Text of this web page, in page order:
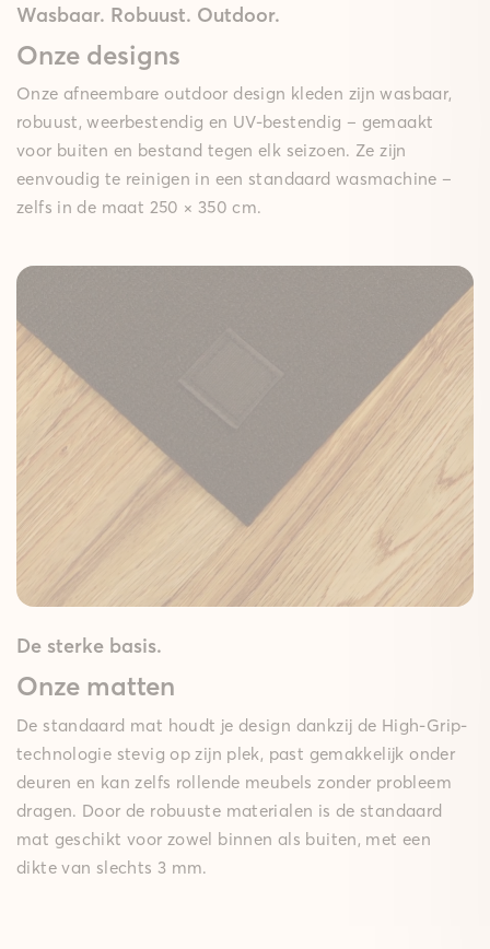
Wasbaar. Robuust. Outdoor.
Onze designs
Onze afneembare outdoor design kleden zijn wasbaar,
robuust, weerbestendig en UV-bestendig – gemaakt
voor buiten en bestand tegen elk seizoen. Ze zijn
eenvoudig te reinigen in een standaard wasmachine –
zelfs in de maat 250 × 350 cm.
De sterke basis.
Onze matten
De standaard mat houdt je design dankzij de High-Grip-
technologie stevig op zijn plek, past gemakkelijk onder
deuren en kan zelfs rollende meubels zonder probleem
dragen. Door de robuuste materialen is de standaard
mat geschikt voor zowel binnen als buiten, met een
dikte van slechts 3 mm.